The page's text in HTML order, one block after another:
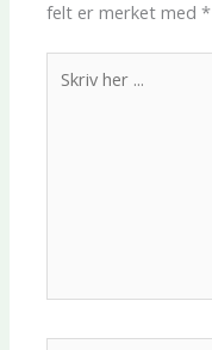
felt er merket med*
her